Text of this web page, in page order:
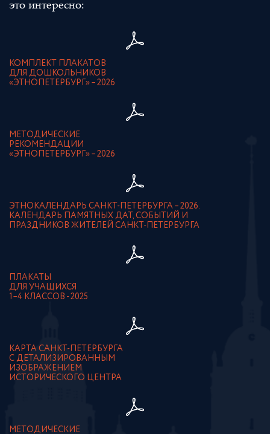
это интересно:
КОМПЛЕКТ ПЛАКАТОВ
ДЛЯ ДОШКОЛЬНИКОВ
«ЭТНОПЕТЕРБУРГ» – 2026
МЕТОДИЧЕСКИЕ
РЕКОМЕНДАЦИИ
«ЭТНОПЕТЕРБУРГ» – 2026
ЭТНОКАЛЕНДАРЬ САНКТ-ПЕТЕРБУРГА – 2026.
КАЛЕНДАРЬ ПАМЯТНЫХ ДАТ, СОБЫТИЙ И
ПРАЗДНИКОВ ЖИТЕЛЕЙ САНКТ-ПЕТЕРБУРГА
ПЛАКАТЫ
ДЛЯ УЧАЩИХСЯ
1–4 КЛАССОВ - 2025
КАРТА САНКТ-ПЕТЕРБУРГА
С ДЕТАЛИЗИРОВАННЫМ
ИЗОБРАЖЕНИЕМ
ИСТОРИЧЕСКОГО ЦЕНТРА
МЕТОДИЧЕСКИЕ